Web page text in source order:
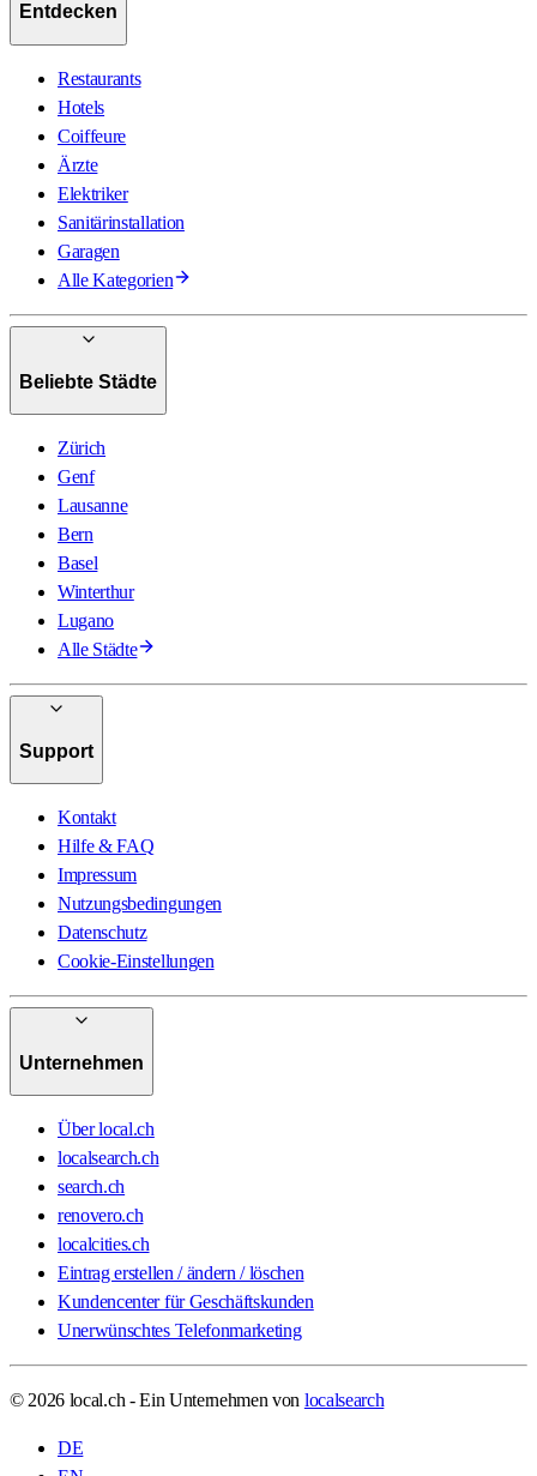
Entdecken
Restaurants
Hotels
Coiffeure
Ärzte
Elektriker
Sanitärinstallation
Garagen
Alle Kategorien
Beliebte Städte
Zürich
Genf
Lausanne
Bern
Basel
Winterthur
Lugano
Alle Städte
Support
Kontakt
Hilfe & FAQ
Impressum
Nutzungsbedingungen
Datenschutz
Cookie-Einstellungen
Unternehmen
Über local.ch
localsearch.ch
search.ch
renovero.ch
localcities.ch
Eintrag erstellen / ändern / löschen
Kundencenter für Geschäftskunden
Unerwünschtes Telefonmarketing
© 2026 local.ch - Ein Unternehmen von localsearch
DE